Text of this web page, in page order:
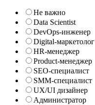
Не важно
Data Scientist
DevOps-инженер
Digital-маркетолог
HR-менеджер
Product-менеджер
SEO-специалист
SMM-специалист
UX/UI дизайнер
Администратор